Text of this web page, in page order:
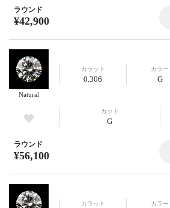
ラウンド
¥42,900
Natural
カラット
0.306
カラー
G
カット
G
ラウンド
¥56,100
カラット カラー